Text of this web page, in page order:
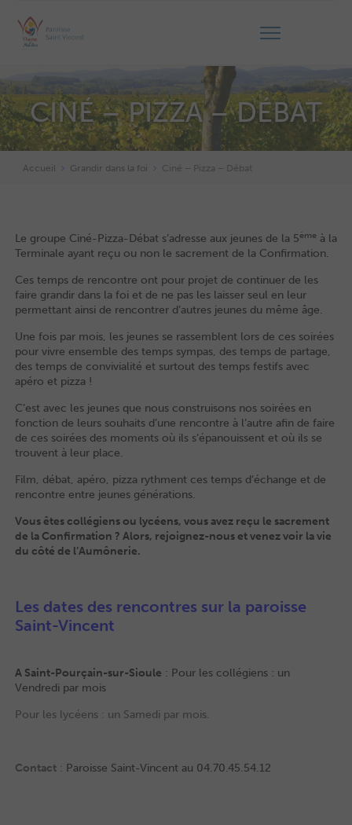
CINÉ – PIZZA – DÉBAT
Accueil Grandir dans la foi Ciné – Pizza – Débat
Le groupe Ciné-Pizza-Débat s’adresse aux jeunes de la 5èmeà la
Terminale ayant reçu ou non le sacrement de la Confirmation.
Ces temps de rencontre ont pour projet de continuer de les
faire grandir dans la foi et de ne pas les laisser seul en leur
permettant ainsi de rencontrer d’autres jeunes du même âge.
Une fois par mois, les jeunes se rassemblent lors de ces soirées
pour vivre ensemble des temps sympas, des temps de partage,
des temps de convivialité et surtout des temps festifs avec
apéro et pizza !
C’est avec les jeunes que nous construisons nos soirées en
fonction de leurs souhaits d’une rencontre à l’autre afin de faire
de ces soirées des moments où ils s’épanouissent et où ils se
trouvent à leur place.
Film, débat, apéro, pizza rythment ces temps d’échange et de
rencontre entre jeunes générations.
Vous êtes collégiens ou lycéens, vous avez reçu le sacrement
de la Confirmation ? Alors, rejoignez-nous et venez voir la vie
du côté de l’Aumônerie.
Les dates des rencontres sur la paroisse
Saint-Vincent
A Saint-Pourçain-sur-Sioule : Pour les collégiens : un
Vendredi par mois
Pour les lycéens : un Samedi par mois.
Contact: Paroisse Saint-Vincent au 04.70.45.54.12